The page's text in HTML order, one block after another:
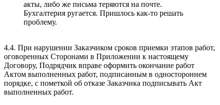
акты, либо же письма теряются на почте.
Бухгалтерия ругается. Пришлось как-то решать
проблему.
4.4. При нарушении Заказчиком сроков приемки этапов работ,
оговоренных Сторонами в Приложении к настоящему
Договору, Подрядчик вправе оформить окончание работ
Актом выполненных работ, подписанным в одностороннем
порядке, с пометкой об отказе Заказчика подписывать Акт
выполненных работ.